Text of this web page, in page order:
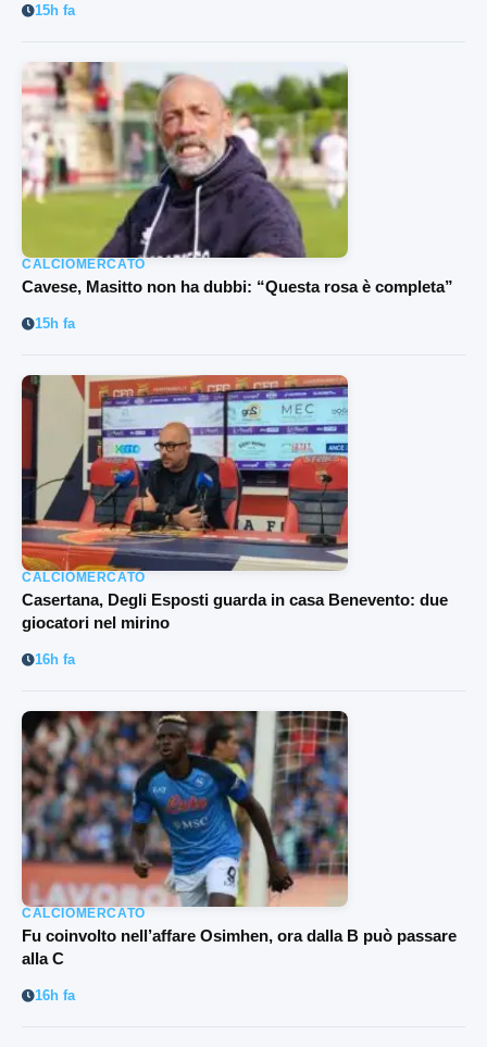
15h fa
CALCIOMERCATO
Cavese, Masitto non ha dubbi: “Questa rosa è completa”
15h fa
CALCIOMERCATO
Casertana, Degli Esposti guarda in casa Benevento: due
giocatori nel mirino
16h fa
CALCIOMERCATO
Fu coinvolto nell’affare Osimhen, ora dalla B può passare
alla C
16h fa